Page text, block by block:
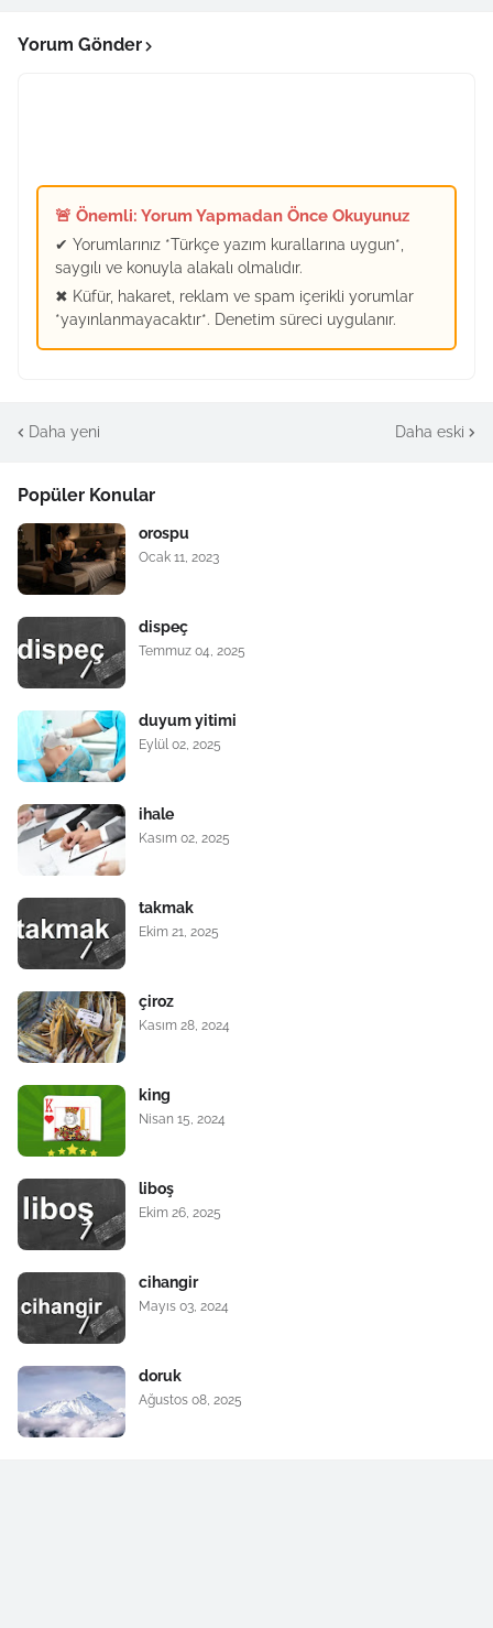
Yorum Gönder
🚨 Önemli: Yorum Yapmadan Önce Okuyunuz
✔ Yorumlarınız *Türkçe yazım kurallarına uygun*,
saygılı ve konuyla alakalı olmalıdır.
✖ Küfür, hakaret, reklam ve spam içerikli yorumlar
*yayınlanmayacaktır*. Denetim süreci uygulanır.
Daha yeni Daha eski
Popüler Konular
orospu
Ocak 11, 2023
dispeç
Temmuz 04, 2025
duyum yitimi
Eylül 02, 2025
ihale
Kasım 02, 2025
takmak
Ekim 21, 2025
çiroz
Kasım 28, 2024
king
Nisan 15, 2024
liboş
Ekim 26, 2025
cihangir
Mayıs 03, 2024
doruk
Ağustos 08, 2025